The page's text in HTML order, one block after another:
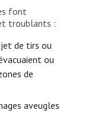
à bord
le
en
font
troublants :
de tirs ou
ou
de
aveugles